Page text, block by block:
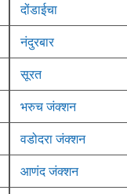
दोंडाईचा
नंदुरबार
सूरत
भरुच जंक्शन
वडोदरा जंक्शन
आणंद जंक्शन